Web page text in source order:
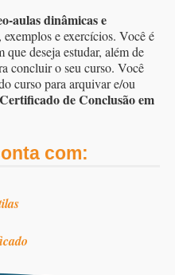
aulas dinâmicas e
e exercícios. Você é
deseja estudar, além de
concluir o seu curso. Você
curso para arquivar e/ou
de Conclusão em
com: